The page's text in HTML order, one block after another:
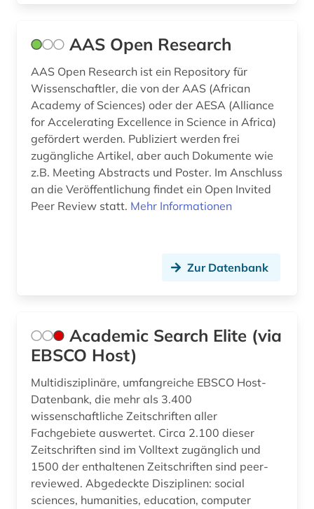
biomedizin (3)
biowissenschaften (3)
bodenkunde (2)
bodenschutz (1)
bodenökologie (1)
brief (3)
chemische ozeanographie (1)
chemische verbindungen (1)
china (4)
christoph jacob (2)
cognitive neuroscience (1)
AAS Open Research
AAS Open Research ist ein Repository für
Wissenschaftler, die von der AAS (African
Academy of Sciences) oder der AESA (Alliance
for Accelerating Excellence in Science in Africa)
gefördert werden. Publiziert werden frei
zugängliche Artikel, aber auch Dokumente wie
z.B. Meeting Abstracts und Poster. Im Anschluss
an die Veröffentlichung findet ein Open Invited
Peer Review statt. Mehr Informationen
Zur Datenbank
Academic Search Elite (via
EBSCO Host)
Multidisziplinäre, umfangreiche EBSCO Host-
Datenbank, die mehr als 3.400
wissenschaftliche Zeitschriften aller
Fachgebiete auswertet. Circa 2.100 dieser
Zeitschriften sind im Volltext zugänglich und
1500 der enthaltenen Zeitschriften sind peer-
reviewed. Abgedeckte Disziplinen: social
sciences, humanities, education, computer